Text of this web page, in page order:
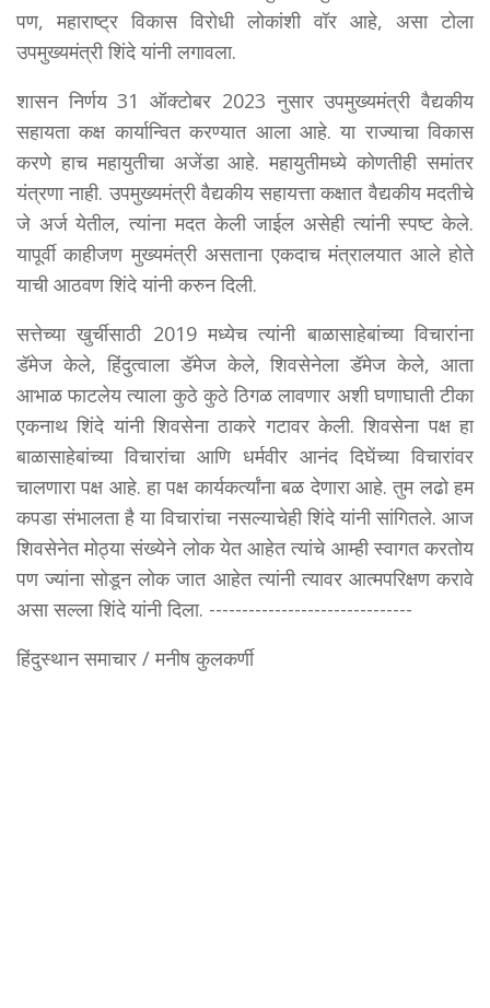
पण, महाराष्ट्र विकास विरोधी लोकांशी वॉर आहे, असा टोला
उपमुख्यमंत्री शिंदे यांनी लगावला.
शासन निर्णय 31 ऑक्टोबर 2023 नुसार उपमुख्यमंत्री वैद्यकीय
सहायता कक्ष कार्यान्वित करण्यात आला आहे. या राज्याचा विकास
करणे हाच महायुतीचा अजेंडा आहे. महायुतीमध्ये कोणतीही समांतर
यंत्रणा नाही. उपमुख्यमंत्री वैद्यकीय सहायत्ता कक्षात वैद्यकीय मदतीचे
जे अर्ज येतील, त्यांना मदत केली जाईल असेही त्यांनी स्पष्ट केले.
यापूर्वी काहीजण मुख्यमंत्री असताना एकदाच मंत्रालयात आले होते
याची आठवण शिंदे यांनी करुन दिली.
सत्तेच्या खुर्चीसाठी 2019 मध्येच त्यांनी बाळासाहेबांच्या विचारांना
डॅमेज केले, हिंदुत्वाला डॅमेज केले, शिवसेनेला डॅमेज केले, आता
आभाळ फाटलेय त्याला कुठे कुठे ठिगळ लावणार अशी घणाघाती टीका
एकनाथ शिंदे यांनी शिवसेना ठाकरे गटावर केली. शिवसेना पक्ष हा
बाळासाहेबांच्या विचारांचा आणि धर्मवीर आनंद दिघेंच्या विचारांवर
चालणारा पक्ष आहे. हा पक्ष कार्यकर्त्यांना बळ देणारा आहे. तुम लढो हम
कपडा संभालता है या विचारांचा नसल्याचेही शिंदे यांनी सांगितले. आज
शिवसेनेत मोठ्या संख्येने लोक येत आहेत त्यांचे आम्ही स्वागत करतोय
पण ज्यांना सोडून लोक जात आहेत त्यांनी त्यावर आत्मपरिक्षण करावे
असा सल्ला शिंदे यांनी दिला. -------------------------------
हिंदुस्थान समाचार / मनीष कुलकर्णी